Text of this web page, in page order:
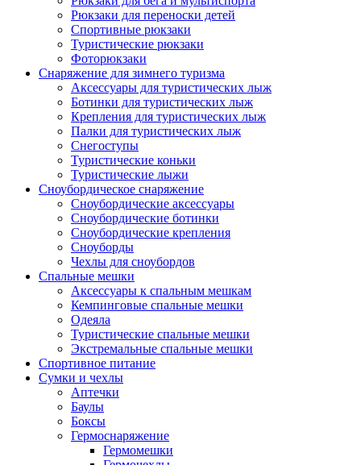
Рюкзаки для переноски детей
Спортивные рюкзаки
Туристические рюкзаки
Фоторюкзаки
Снаряжение для зимнего туризма
Аксессуары для туристических лыж
Ботинки для туристических лыж
Крепления для туристических лыж
Палки для туристических лыж
Снегоступы
Туристические коньки
Туристические лыжи
Сноубордическое снаряжение
Сноубордические аксессуары
Сноубордические ботинки
Сноубордические крепления
Сноуборды
Чехлы для сноубордов
Спальные мешки
Аксессуары к спальным мешкам
Кемпинговые спальные мешки
Одеяла
Туристические спальные мешки
Экстремальные спальные мешки
Спортивное питание
Сумки и чехлы
Аптечки
Баулы
Боксы
Гермоснаряжение
Гермомешки